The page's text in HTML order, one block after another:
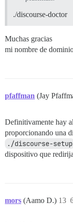
./discourse-doctor
Muchas gracias
mi nombre de
pfaffman (Jay
Definitivamente hay
proporcionando una
./discourse-setup
dispositivo que
mors (Aamo D.) 13